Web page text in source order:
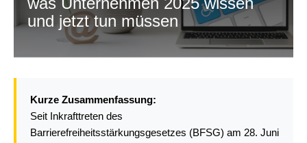
und jetzt tun müssen
Kurze Zusammenfassung:
Seit Inkrafttreten des
Barrierefreiheitsstärkungsgesetzes (BFSG) am 28. Juni